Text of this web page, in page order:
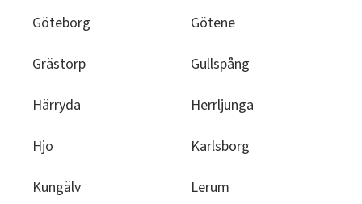
Göteborg Götene
Grästorp Gullspång
Härryda Herrljunga
Hjo Karlsborg
Kungälv Lerum